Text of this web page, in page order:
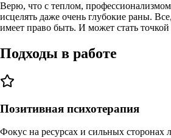
Верю, что с теплом,
исцелять даже очень глубокие раны.
имеет право быть. И может стать точкой
Подходы в работе
Позитивная психотерапия
Фокус на ресурсах и сильных сторонах